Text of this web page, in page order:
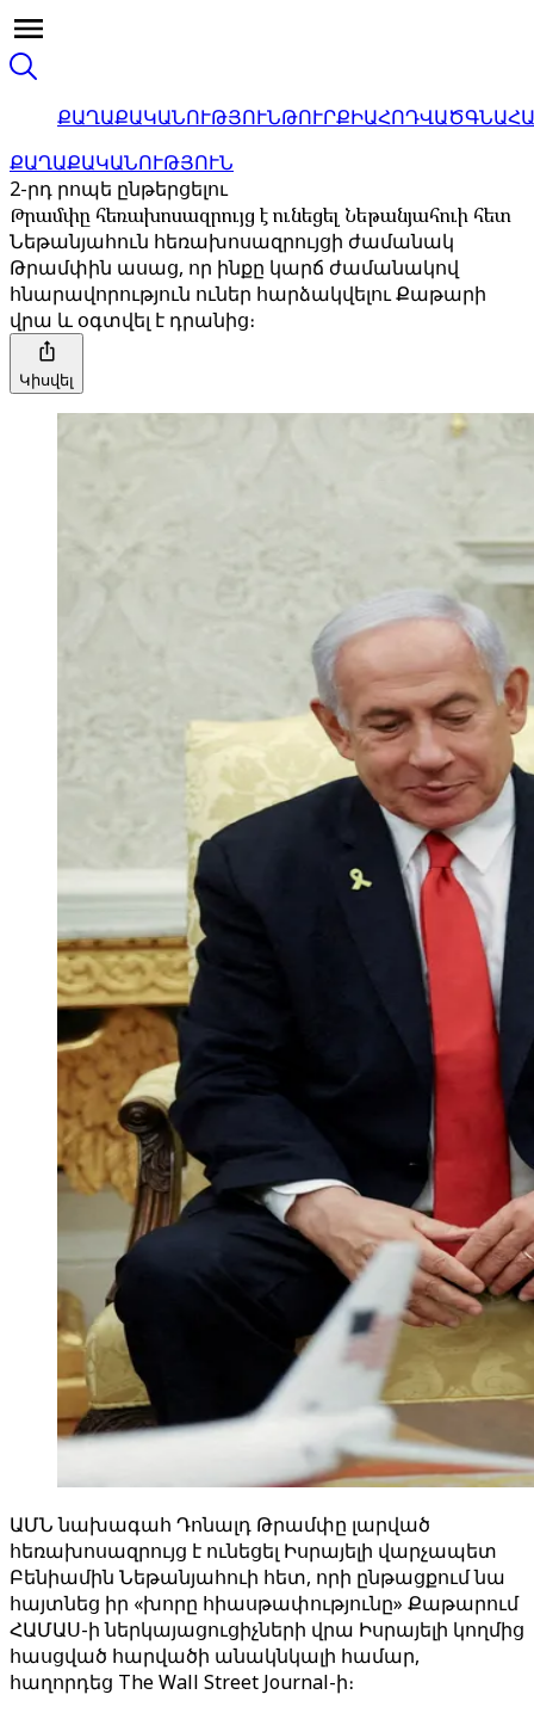
ՔԱՂԱՔԱԿԱՆՈՒԹՅՈՒՆԹՈՒՐՔԻԱՀՈԴՎԱԾ
ՔԱՂԱՔԱԿԱՆՈՒԹՅՈՒՆ
2-րդ րոպե ընթերցելու
Թրամփը հեռախոսազրույց է ունեցել Նեթանյահուի հետ
Նեթանյահուն հեռախոսազրույցի ժամանակ
Թրամփին ասաց, որ ինքը կարճ ժամանակով
հնարավորություն ուներ հարձակվելու Քաթարի
վրա և օգտվել է դրանից։
Կիսվել
ԱՄՆ նախագահ Դոնալդ Թրամփը լարված
հեռախոսազրույց է ունեցել Իսրայելի վարչապետ
Բենիամին Նեթանյահուի հետ, որի ընթացքում նա
հայտնեց իր «խորը հիասթափությունը» Քաթարում
ՀԱՄԱՍ-ի ներկայացուցիչների վրա Իսրայելի կողմից
հասցված հարվածի անակնկալի համար,
հաղորդեց The Wall Street Journal-ի։